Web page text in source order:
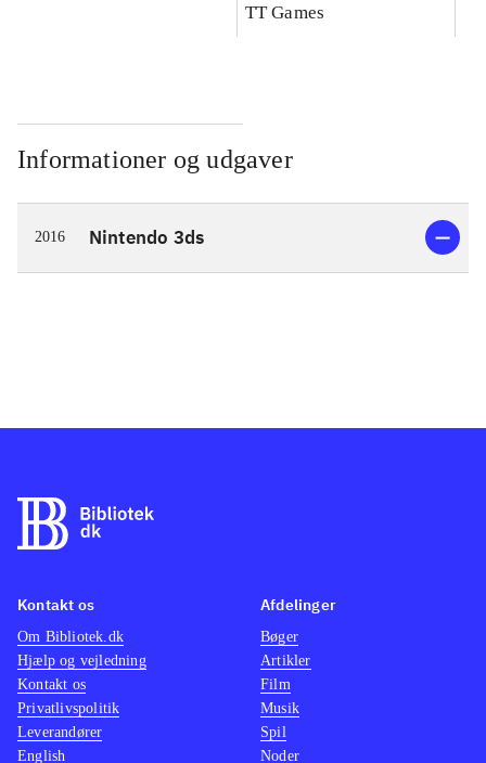
TT Games
Informationer og udgaver
2016 Nintendo 3ds
Kontakt os
Om Bibliotek.dk
Hjælp og vejledning
Kontakt os
Privatlivspolitik
Leverandører
English
Afdelinger
Bøger
Artikler
Film
Musik
Spil
Noder